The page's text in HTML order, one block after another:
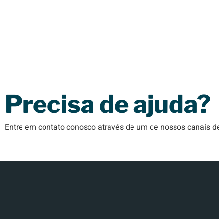
Precisa de ajuda?
Entre em contato conosco através de um de nossos canais